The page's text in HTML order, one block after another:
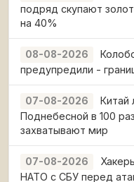
подряд скупают
на 40%
08-08-2026
предупредили -
07-08-2026
Китай
Поднебесной в 100
захватывают мир
07-08-2026
НАТО с СБУ перед